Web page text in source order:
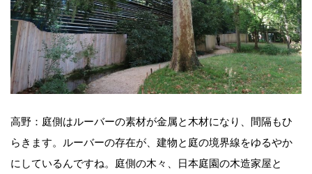
高野：庭側はルーバーの素材が金属と木材になり、間隔もひ
らきます。ルーバーの存在が、建物と庭の境界線をゆるやか
にしているんですね。庭側の木々、日本庭園の木造家屋と